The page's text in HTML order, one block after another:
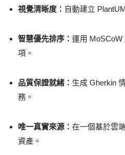
視覺清晰度： 自動建立
智慧優先排序： 運用
項。
品質保證就緒： 生成 Gherkin
務。
唯一真實來源： 在一個基於雲
資產。